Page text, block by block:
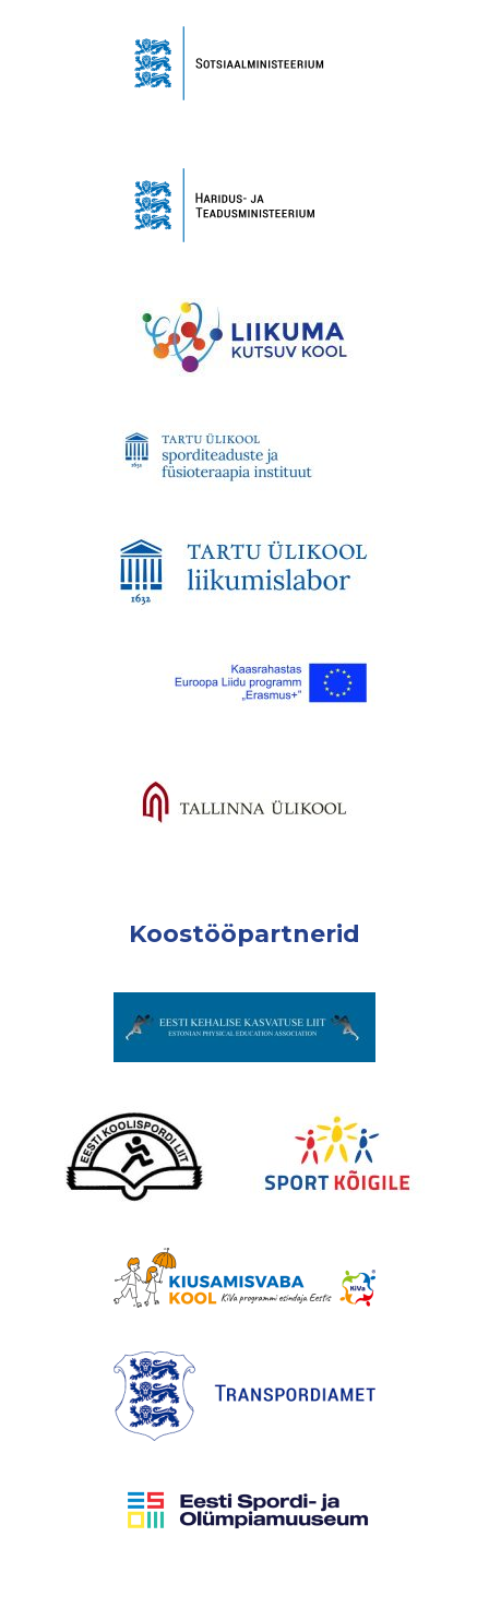
Koostööpartnerid